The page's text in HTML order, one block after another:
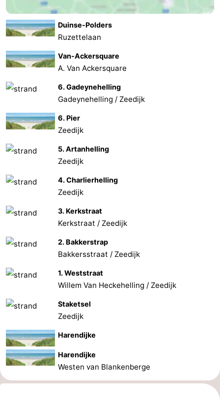
Contact
Duinse-Polders
Ruzettelaan
Van-Ackersquare
A. Van Ackersquare
6. Gadeynehelling
Gadeynehelling / Zeedijk
6. Pier
Zeedijk
5. Artanhelling
Zeedijk
4. Charlierhelling
Zeedijk
3. Kerkstraat
Kerkstraat / Zeedijk
2. Bakkerstrap
Bakkersstraat / Zeedijk
1. Weststraat
Willem Van Heckehelling / Zeedijk
Staketsel
Zeedijk
Harendijke
Harendijke
Westen van Blankenberge